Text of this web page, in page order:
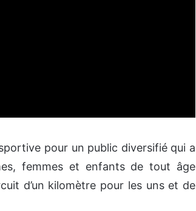
pour un public diversifié qui a
femmes et enfants de tout âge
d’un kilomètre pour les uns et de